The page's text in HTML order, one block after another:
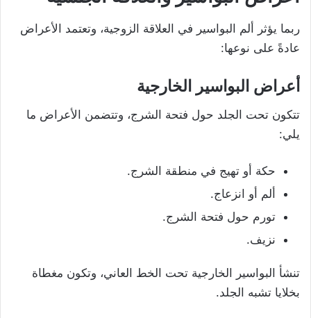
ربما يؤثر ألم البواسير في العلاقة الزوجية، وتعتمد الأعراض
عادةً على نوعها:
أعراض البواسير الخارجية
تتكون تحت الجلد حول فتحة الشرج، وتتضمن الأعراض ما
يلي:
حكة أو تهيج في منطقة الشرج.
ألم أو انزعاج.
تورم حول فتحة الشرج.
نزيف.
تنشأ البواسير الخارجية تحت الخط العاني، وتكون مغطاة
بخلايا تشبه الجلد.